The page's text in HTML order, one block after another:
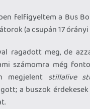
felfigyeltem a Bus
(a csupán 17
ragadott meg, de
számomra még
megjelent stillalive
a buszok